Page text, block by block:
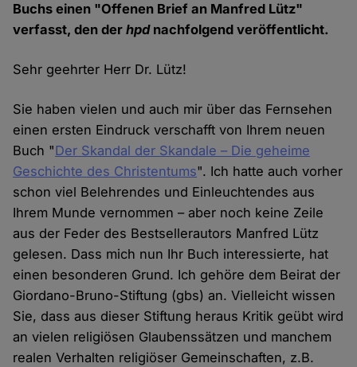
Buchs einen "Offenen Brief an Manfred Lütz"
verfasst, den derhpdnachfolgend veröffentlicht.
Sehr geehrter Herr Dr. Lütz!
Sie haben vielen und auch mir über das Fernsehen
einen ersten Eindruck verschafft von Ihrem neuen
Buch "Der Skandal der Skandale – Die geheime
Geschichte des Christentums". Ich hatte auch vorher
schon viel Belehrendes und Einleuchtendes aus
Ihrem Munde vernommen – aber noch keine Zeile
aus der Feder des Bestsellerautors Manfred Lütz
gelesen. Dass mich nun Ihr Buch interessierte, hat
einen besonderen Grund. Ich gehöre dem Beirat der
Giordano-Bruno-Stiftung (gbs) an. Vielleicht wissen
Sie, dass aus dieser Stiftung heraus Kritik geübt wird
an vielen religiösen Glaubenssätzen und manchem
realen Verhalten religiöser Gemeinschaften, z.B.